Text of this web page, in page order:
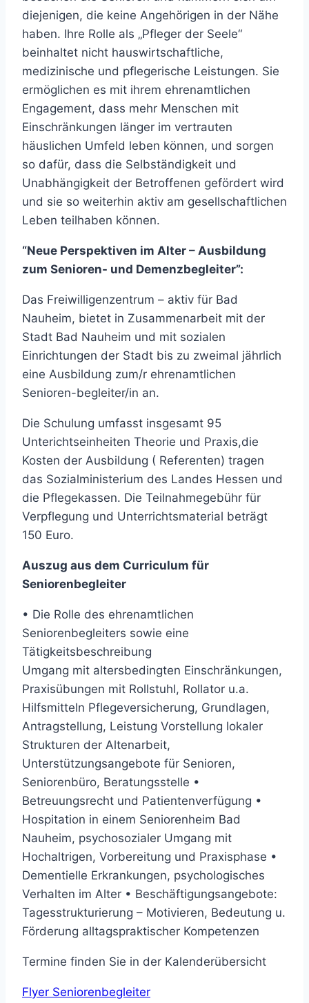
diejenigen, die keine Angehörigen in der Nähe
haben. Ihre Rolle als „Pfleger der Seele“
beinhaltet nicht hauswirtschaftliche,
medizinische und pflegerische Leistungen. Sie
ermöglichen es mit ihrem ehrenamtlichen
Engagement, dass mehr Menschen mit
Einschränkungen länger im vertrauten
häuslichen Umfeld leben können, und sorgen
so dafür, dass die Selbständigkeit und
Unabhängigkeit der Betroffenen gefördert wird
und sie so weiterhin aktiv am gesellschaftlichen
Leben teilhaben können.
“Neue Perspektiven im Alter – Ausbildung
zum Senioren- und Demenzbegleiter”:
Das Freiwilligenzentrum – aktiv für Bad
Nauheim, bietet in Zusammenarbeit mit der
Stadt Bad Nauheim und mit sozialen
Einrichtungen der Stadt bis zu zweimal jährlich
eine Ausbildung zum/r ehrenamtlichen
Senioren-begleiter/in an.
Die Schulung umfasst insgesamt 95
Unterichtseinheiten Theorie und Praxis,die
Kosten der Ausbildung ( Referenten) tragen
das Sozialministerium des Landes Hessen und
die Pflegekassen. Die Teilnahmegebühr für
Verpflegung und Unterrichtsmaterial beträgt
150 Euro.
Auszug aus dem Curriculum für
Seniorenbegleiter
• Die Rolle des ehrenamtlichen
Seniorenbegleiters sowie eine
Tätigkeitsbeschreibung
Umgang mit altersbedingten Einschränkungen,
Praxisübungen mit Rollstuhl, Rollator u.a.
Hilfsmitteln Pflegeversicherung, Grundlagen,
Antragstellung, Leistung Vorstellung lokaler
Strukturen der Altenarbeit,
Unterstützungsangebote für Senioren,
Seniorenbüro, Beratungsstelle •
Betreuungsrecht und Patientenverfügung •
Hospitation in einem Seniorenheim Bad
Nauheim, psychosozialer Umgang mit
Hochaltrigen, Vorbereitung und Praxisphase •
Dementielle Erkrankungen, psychologisches
Verhalten im Alter • Beschäftigungsangebote:
Tagesstrukturierung – Motivieren, Bedeutung u.
Förderung alltagspraktischer Kompetenzen
Termine finden Sie in der Kalenderübersicht
Flyer Seniorenbegleiter